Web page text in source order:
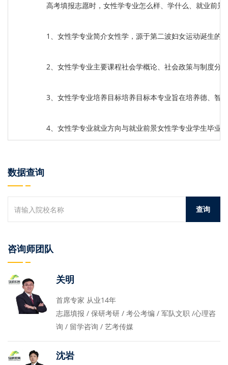
高考填报志愿时，女性学专业怎么样、学什么、就业前
1、女性学专业简介女性学，源于第二波妇女运动诞生
2、女性学专业主要课程社会学概论、社会政策与制度分
3、女性学专业培养目标培养目标本专业旨在培养德、智
4、女性学专业就业方向与就业前景女性学专业学生毕业
数据查询
咨询师团队
关明
首席专家 从业14年
志愿填报 / 保研考研 / 考公考编 / 军队文职 /心理咨
询 / 留学咨询 / 艺考传媒
沈岩